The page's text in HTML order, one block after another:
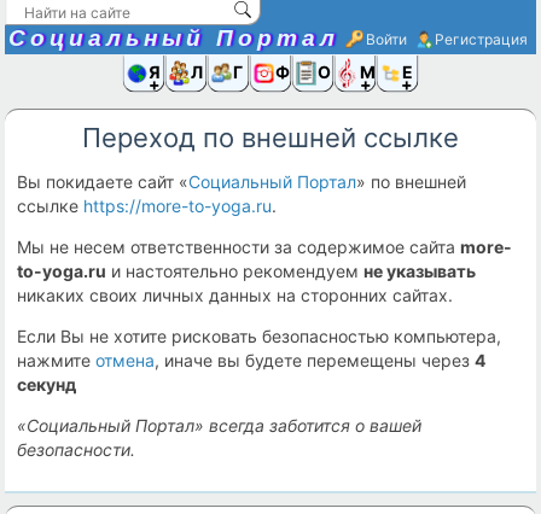
Социальный Портал Войти Регистрация
Я иЛюди
Группы
Фото Ещё
Переход по внешней ссылке
Вы покидаете сайт «Социальный Портал» по внешней
ссылке https://more-to-yoga.ru.
Мы не несем ответственности за содержимое сайтаmore-
to-yoga.ru и настоятельно рекомендуемне указывать
никаких своих личных данных на сторонних сайтах.
Если Вы не хотите рисковать безопасностью компьютера,
нажмитеотмена, иначе вы будете перемещены через4
секунд
«Социальный Портал» всегда заботится о вашей
безопасности.